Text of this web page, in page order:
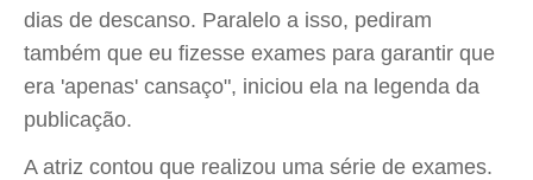
dias de descanso. Paralelo a isso, pediram
também que eu fizesse exames para garantir que
era 'apenas' cansaço", iniciou ela na legenda da
publicação.
A atriz contou que realizou uma série de exames.